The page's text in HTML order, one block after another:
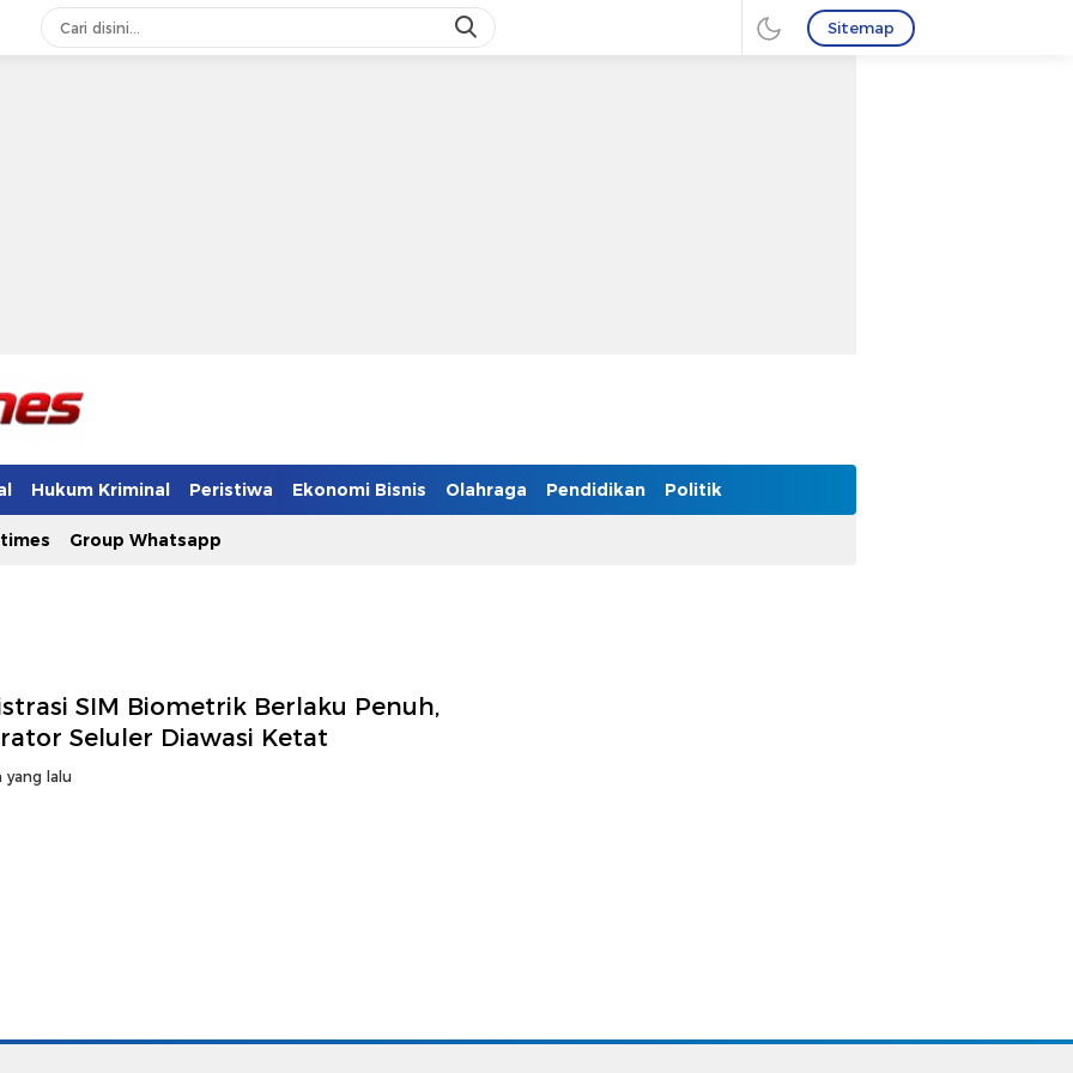
Sitemap
Hukum Kriminal Peristiwa Ekonomi Bisnis Olahraga Pendidikan Politik
Group Whatsapp
SIM Biometrik Berlaku Penuh,
Seluler Diawasi Ketat
yang lalu